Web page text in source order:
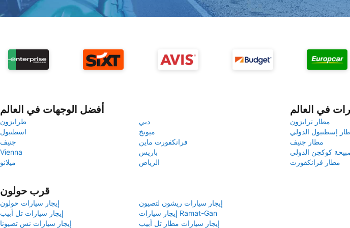
أفضل الوجهات في العالم
طرابزون
دبي
اسطنبول
ميونخ
جنيف
فرانكفورت ماين
Vienna
باريس
ميلانو
الرياض
في العالم
مطار ترابزون
إسطنبول الدولي
مطار جنيف
كوكجن الدولي
مطار فرانكفورت
قرب حولون
إيجار سيارات حولون
إيجار سيارات ريشون لتصيون
إيجار سيارات تل أبيب
إيجار سيارات Ramat-Gan
إيجار سيارات نس تصيونا
إيجار سيارات مطار تل أبيب